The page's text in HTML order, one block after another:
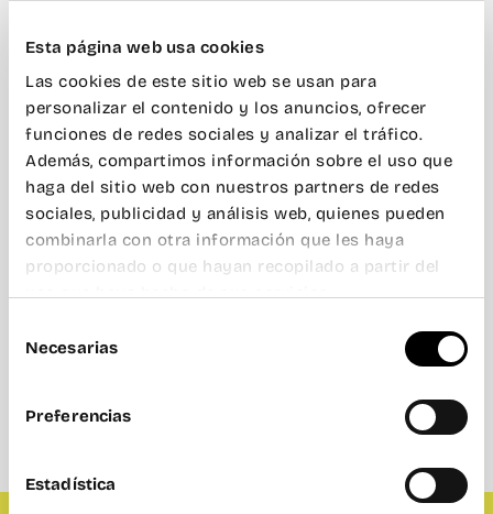
Esta página web usa cookies
Las cookies de este sitio web se usan para
personalizar el contenido y los anuncios, ofrecer
funciones de redes sociales y analizar el tráfico.
Además, compartimos información sobre el uso que
haga del sitio web con nuestros partners de redes
sociales, publicidad y análisis web, quienes pueden
combinarla con otra información que les haya
proporcionado o que hayan recopilado a partir del
uso que haya hecho de sus servicios.
deNecesarias
Preferencias
Estadística